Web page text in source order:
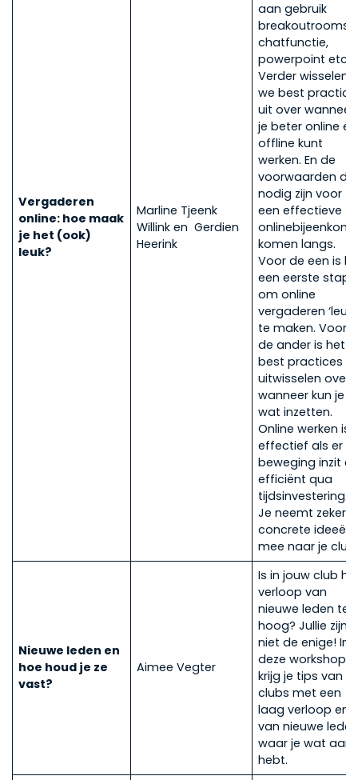
Vergaderen
online: hoe maak
je het (ook)
leuk?
Marline Tjeenk
Willink en Gerdien
Heerink
aan gebruik
breakoutrooms,
chatfunctie,
powerpoint etc.).
Verder wisselen
we best
uit over wanneer
je beter online en
offline kunt
werken. En de
voorwaarden die
nodig zijn voor
een effectieve
komen langs.
Voor de een is
een eerste stap
om online
vergaderen ‘leuk’
te maken. Voor
de ander is het
best practices
uitwisselen over
wanneer kun je
wat inzetten.
Online werken is
effectief als er
beweging inzit
efficiënt qua
tijdsinvestering.
Je neemt zeker
concrete ideeën
mee naar je
Nieuwe leden en
hoe houd je ze
vast?
Aimee Vegter
Is in jouw club
verloop van
nieuwe leden te
hoog? Jullie zijn
niet de enige! In
deze workshop
krijg je tips van
clubs met een
laag verloop en
van nieuwe
waar je wat aan
hebt.